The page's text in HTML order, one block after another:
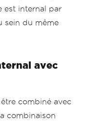
est internal par
sein du même
avec
combiné avec
combinaison